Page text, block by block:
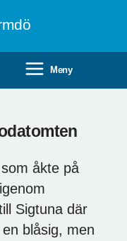
Meny
åkte på
Sigtuna där
blåsig, men